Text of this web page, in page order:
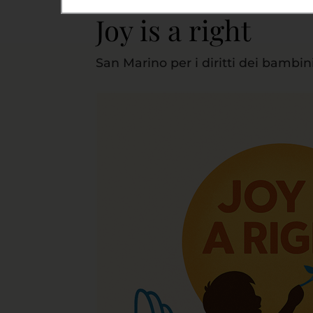
Joy is a right
San Marino per i diritti dei